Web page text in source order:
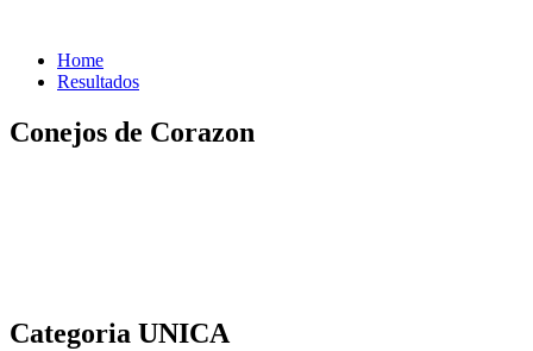
Home
Resultados
Conejos de Corazon
Categoria UNICA